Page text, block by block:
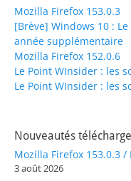
Mozilla Firefox 153.0.3
[Brève] Windows 10 :
année supplémentaire
Mozilla Firefox 152.0.6
Le Point WInsider : les
Le Point WInsider : les
Nouveautés
Mozilla Firefox 153.0.3 /
3 août 2026